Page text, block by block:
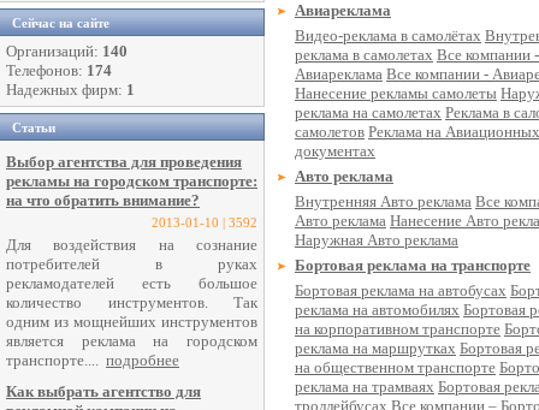
Сейчас на сайте
Организаций: 140
Телефонов: 174
Надежных фирм: 1
Статьи
Выбор агентства для проведения
рекламы на городском транспорте:
на что обратить внимание?
2013-01-10 | 3592
Для воздействия на сознание
потребителей в руках
рекламодателей есть большое
количество инструментов. Так
одним из мощнейших инструментов
является реклама на городском
транспорте.... подробнее
Как выбрать агентство для
Авиареклама
Видео-реклама в самолётах
реклама в самолетах Все компании -
Авиареклама Все компании -
Нанесение рекламы самолеты
реклама на самолетах Реклама в
самолетов Реклама на Авиационных
документах
Авто реклама
Внутренняя Авто реклама Все
Авто реклама Нанесение Авто
Наружная Авто реклама
Бортовая реклама на транспорте
Бортовая реклама на автобусах
реклама на автомобилях Бортовая
на корпоративном транспорте
реклама на маршрутках Бортовая
на общественном транспорте
реклама на трамваях Бортовая
троллейбусах Все компании –